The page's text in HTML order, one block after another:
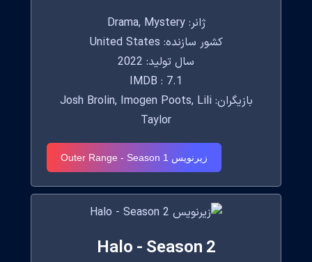
ژانر: Drama, Mystery
کشور سازنده: United States
سال تولید: 2022
IMDB : 7.1
بازیگران: Josh Brolin, Imogen Poots, Lili
Taylor
زیرنویس Outer Range - Season 1
Halo - Season 2